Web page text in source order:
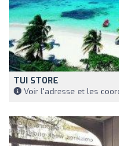
TUI STORE
Voir l'adresse et les